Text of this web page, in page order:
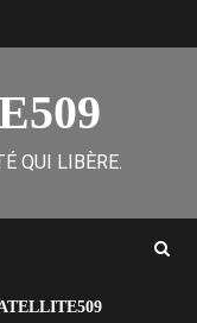
QUI LIBÈRE.